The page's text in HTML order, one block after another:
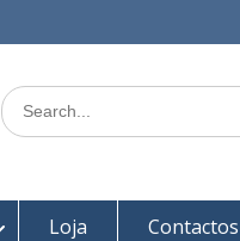
Search
for:
Loja Contactos